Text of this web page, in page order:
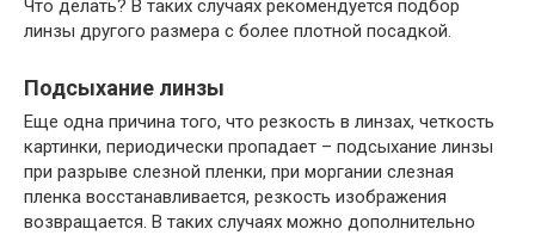
Что делать? В таких случаях рекомендуется подбор
линзы другого размера с более плотной посадкой.
Подсыхание линзы
Еще одна причина того, что резкость в линзах, четкость
картинки, периодически пропадает – подсыхание линзы
при разрыве слезной пленки, при моргании слезная
пленка восстанавливается, резкость изображения
возвращается. В таких случаях можно дополнительно